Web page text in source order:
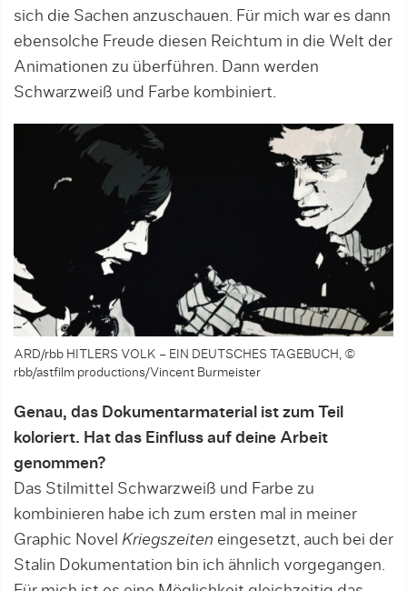
sich die Sachen anzuschauen. Für mich war es dann
ebensolche Freude diesen Reichtum in die Welt der
Animationen zu überführen. Dann werden
Schwarzweiß und Farbe kombiniert.
ARD/rbb HITLERS VOLK – EIN DEUTSCHES TAGEBUCH, ©
rbb/astfilm productions/Vincent Burmeister
Genau, das Dokumentarmaterial ist zum Teil
koloriert. Hat das Einfluss auf deine Arbeit
genommen?
Das Stilmittel Schwarzweiß und Farbe zu
kombinieren habe ich zum ersten mal in meiner
Graphic Novel Kriegszeiten eingesetzt, auch bei der
Stalin Dokumentation bin ich ähnlich vorgegangen.